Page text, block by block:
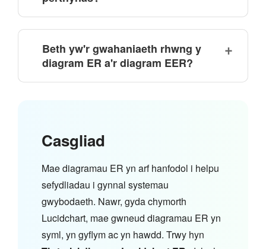
Beth yw'r gwahaniaeth rhwng y
diagram ER a'r diagram EER?
Casgliad
Mae diagramau ER yn arf hanfodol i helpu
sefydliadau i gynnal systemau
gwybodaeth. Nawr, gyda chymorth
Lucidchart, mae gwneud diagramau ER yn
syml, yn gyflym ac yn hawdd. Trwy hyn